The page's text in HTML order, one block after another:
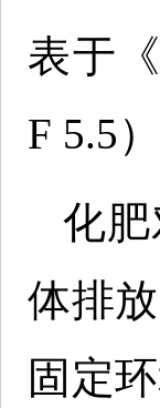
表于
F 5.5）
化
体排
固定